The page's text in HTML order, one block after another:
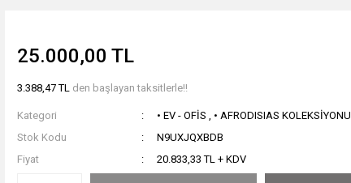
25.000,00 TL
3.388,47 TL den başlayan taksitlerle!!
Kategori • EV - OFİS , • AFRODISIAS KOLEKSİYONU
Stok Kodu
N9UXJQXBDB
Fiyat
20.833,33 TL + KDV